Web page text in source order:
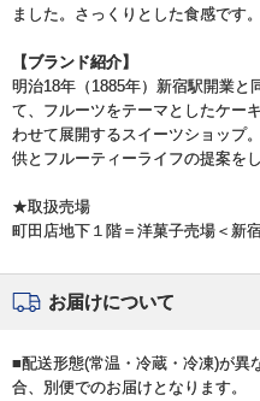
ました。さっくりとした食感です。
【ブランド紹介】
明治18年（1885年）新宿駅開業と
て、フルーツをテーマとしたケー
わせて展開するスイーツショップ
供とフルーティーライフの提案をし
★取扱売場
町田店地下１階＝洋菓子売場＜新
お届けについて
■配送形態(常温・冷蔵・冷凍)が異
合、別便でのお届けとなります。